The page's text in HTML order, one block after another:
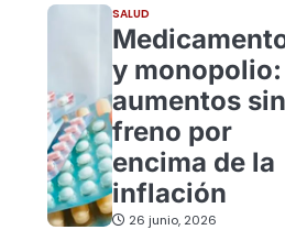
SALUD
y monopolio:
aumentos sin
freno por
encima de la
inflación
26 junio, 2026